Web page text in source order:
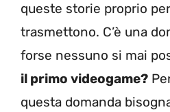
queste storie proprio
trasmettono. C’è una
forse nessuno si mai
il primo videogame?
questa domanda